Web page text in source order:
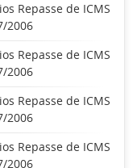
Repasse de ICMS
2006
Repasse de ICMS
2006
Repasse de ICMS
2006
Repasse de ICMS
2006